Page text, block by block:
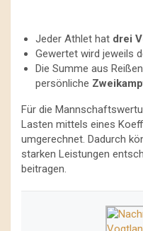
Jeder Athlet hat drei
Gewertet wird jeweils
Die Summe aus
persönliche
Für die
Lasten mittels eines
umgerechnet. Dadurch
starken Leistungen
beitragen.